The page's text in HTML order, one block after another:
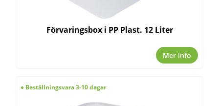
Förvaringsbox i PP Plast. 12 Liter
Mer info
Beställningsvara 3-10 dagar